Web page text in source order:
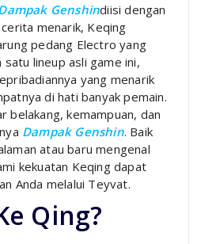
Genshindiisi dengan
menarik, Keqing
pedang Electro yang
satu lineup asli game ini,
yang menarik
di hati banyak pemain.
belakang, kemampuan, dan
Dampak Genshin. Baik
atau baru mengenal
kekuatan Keqing dapat
Anda melalui Teyvat.
Qing?